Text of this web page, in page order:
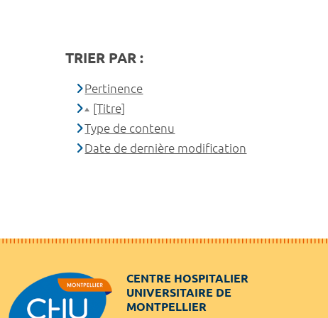
TRIER PAR :
Pertinence
[Titre]
Type de contenu
Date de dernière modification
CENTRE HOSPITALIER
UNIVERSITAIRE DE
MONTPELLIER